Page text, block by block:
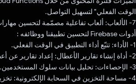
الوقت الفعلي" لتسهيل التواصل.
7- الألعاب: ألعاب تفاعلية مصمّمة لتحسين مهارات تمييز الألوان.
أدوات Firebase لتحسين تطبيقنا ووظائفه :
1- الأداء: تتبّع أداء التطبيق في الوقت الفعلي.
2- أداة إنشاء تقارير الأعطال: إعداد تقارير عن أعطال التطبيق وتتبّعها.
3- الإحصاءات: تحليل بيانات سلوك المستخدمين.
4- مساحة التخزين في السحابة الإلكترونية: تخزين ألعاب المستخدمين وصورهم.